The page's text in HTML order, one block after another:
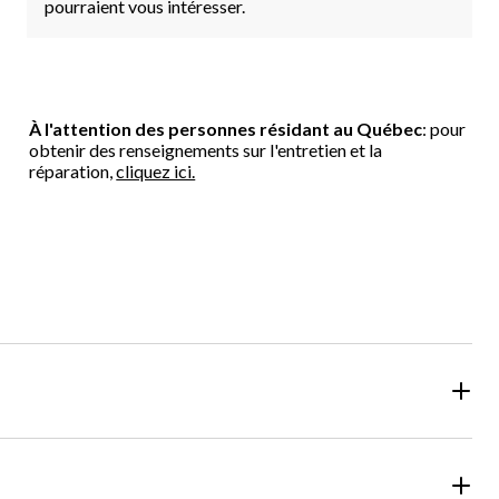
pourraient vous intéresser.
À l'attention des personnes résidant au Québec: pour
obtenir des renseignements sur l'entretien et la
réparation,cliquez ici.